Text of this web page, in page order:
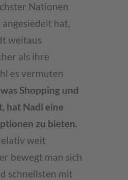
Nationen
hat,
weitaus
als ihre
es vermuten
Shopping und
hat Nadi eine
zu bieten.
weit
bewegt man sich
schnellsten mit